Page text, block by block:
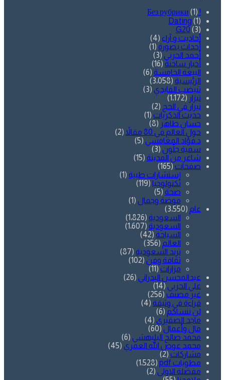
! Без рубрики
(1)
Dating (1)
G20 (3)
أحاديث و آراء (4)
أحداث بصورة (1)
أحمد الحربي (3)
أخبار ساخنة (16)
البيعة الخامسة (6)
الرئيسية (3٬058)
تنيضب الفايدي (3)
تيزار (1٬172)
تيزار في الحج (2)
حديث الذكريات (1)
حسان طاهر (8)
حول العالم في 80 مقالاً
(2)
د.فؤاد المغامسي (5)
سمية جلّون (3)
شاعر من المدينة (15)
صفحات (165)
إستشارات طبية (1)
تكنولوجيا (119)
صحة (5)
موضة وجمال (1)
عام (3٬550)
السعودية (1٬826)
السعودية (1٬607)
السياحة (42)
العالم (356)
ترند السعودية (87)
ثقافة وفن (102)
مزارات (11)
عبدالمحسن البدراني (26)
علي الحربي (14)
غير مصنف (256)
قراءة في وثيقة (4)
لن ننساكم (6)
ماجد الصقيري (4)
مال وأعمال (60)
محمد صالح البليهشي (6)
محمد عوض الله العمري (45)
مشاركات (2)
مطويات pdf
(1٬528)
مفضلة الاولى (2)